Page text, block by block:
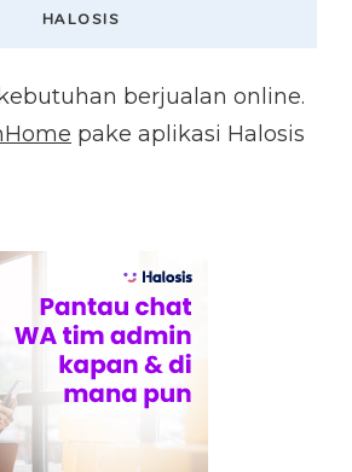
HALOSIS
berjualan online.
pake aplikasi Halosis